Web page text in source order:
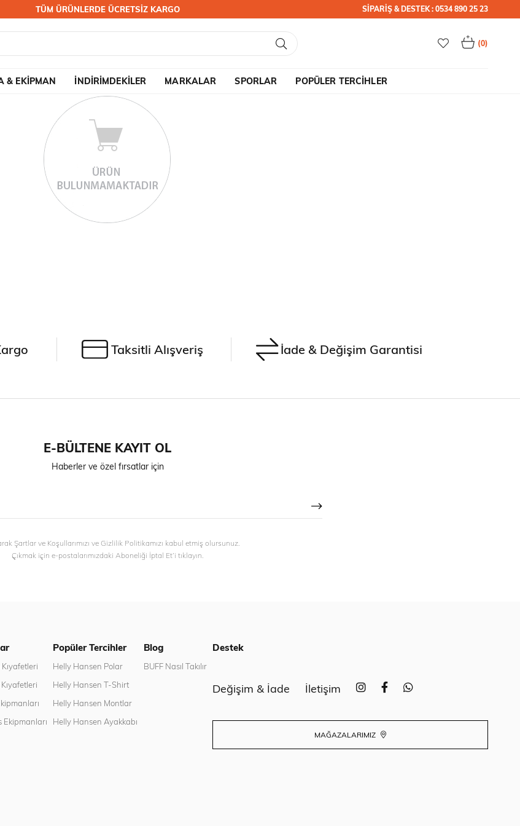
TÜM ÜRÜNLERDE ÜCRETSİZ KARGO SİPARİŞ & DESTEK : 0534 890 25 23
0
& EKİPMAN İNDİRİMDEKİLER MARKALAR SPORLAR POPÜLER TERCİHLER
Taksitli Alışveriş İade & Değişim Garantisi
E-BÜLTENE KAYIT OL
Haberler ve özel fırsatlar için
Şartlar ve Koşullarımızı ve Gizlilik Politikamızı kabul etmiş olursunuz.
Çıkmak için e-postalarımızdaki Aboneliği İptal Et’i tıklayın.
Ekipmanları
Popüler Tercihler
Helly Hansen Polar
Helly Hansen T-Shirt
Helly Hansen Montlar
Helly Hansen Ayakkabı
Blog
BUFF Nasıl Takılır
Destek
Değişim & İade İletişim
MAĞAZALARIMIZ